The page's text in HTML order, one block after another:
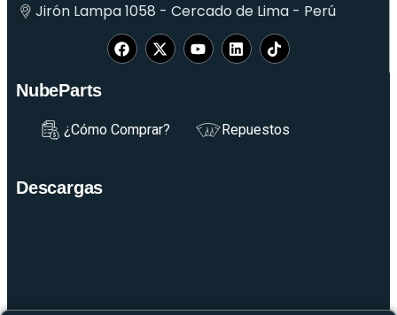
Jirón Lampa 1058 - Cercado de Lima - Perú
NubeParts
¿Cómo Comprar? Repuestos
Descargas